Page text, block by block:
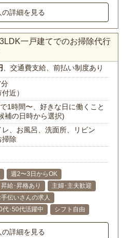
の詳細を見る
一戸建てでのお掃除代行
、交通費支給、前払い制度あり
近）
1時間〜、好きな日に働くこと
補の日時から選択)
、お風呂、洗面所、リビン
掃除
週2〜3日からOK
昇給･昇格あり
主婦･主夫歓迎
手伝いさんの求人
代･50代活躍中 シフト自由
の詳細を見る